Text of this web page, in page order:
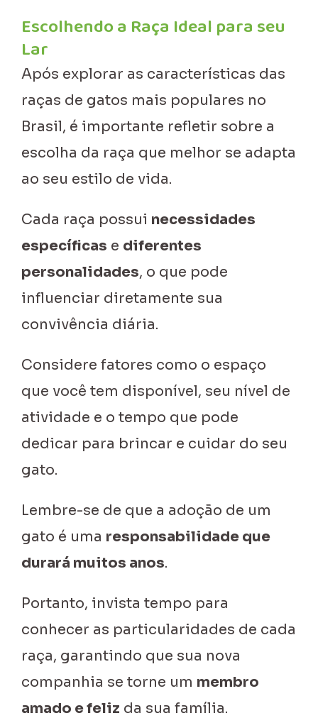
Escolhendo a Raça Ideal para seu
Lar
Após explorar as características das
raças de gatos mais populares no
Brasil, é importante refletir sobre a
escolha da raça que melhor se adapta
ao seu estilo de vida.
Cada raça possui necessidades
específicas e diferentes
personalidades, o que pode
influenciar diretamente sua
convivência diária.
Considere fatores como o espaço
que você tem disponível, seu nível de
atividade e o tempo que pode
dedicar para brincar e cuidar do seu
gato.
Lembre-se de que a adoção de um
gato é uma responsabilidade que
durará muitos anos.
Portanto, invista tempo para
conhecer as particularidades de cada
raça, garantindo que sua nova
companhia se torne um membro
amado e feliz da sua família.